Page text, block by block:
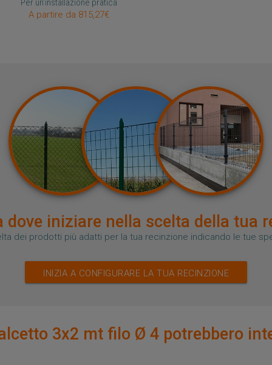
Per un'installazione pratica
A partire da 815,27€
dove iniziare nella scelta della tua
dei prodotti più adatti per la tua recinzione indicando le tue
INIZIA A CONFIGURARE LA TUA RECINZIONE
3x2 mt filo Ø 4 potrebbero